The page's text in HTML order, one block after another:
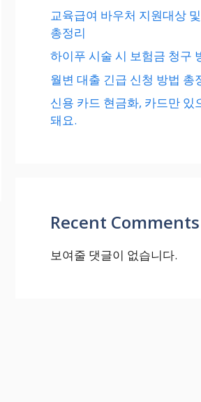
교육급여 바우처 지원대상
총정리
하이푸 시술 시 보험금 청구
월변 대출 긴급 신청 방법 총
신용 카드 현금화, 카드만 있
돼요.
Recent Comments
보여줄 댓글이 없습니다.